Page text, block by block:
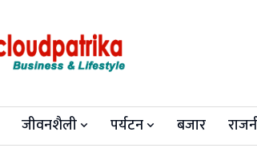
जीवनशैली पर्यटन बजार